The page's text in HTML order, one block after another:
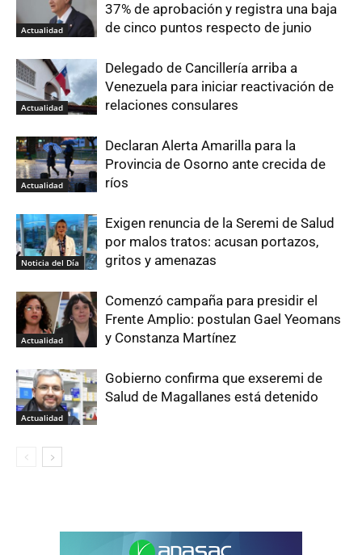
Actualidad
37% de aprobación y registra una baja
de cinco puntos respecto de junio
Actualidad
Delegado de Cancillería arriba a
Venezuela para iniciar reactivación de
relaciones consulares
Actualidad
Declaran Alerta Amarilla para la
Provincia de Osorno ante crecida de
ríos
Noticia del Día
Exigen renuncia de la Seremi de Salud
por malos tratos: acusan portazos,
gritos y amenazas
Actualidad
Comenzó campaña para presidir el
Frente Amplio: postulan Gael Yeomans
y Constanza Martínez
Actualidad
Gobierno confirma que exseremi de
Salud de Magallanes está detenido